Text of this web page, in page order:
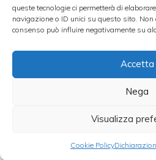
queste tecnologie ci permetterà di
navigazione o ID unici su questo sito. Non
consenso può influire negativamente su
Accetta
Nega
Visualizza
Cookie Policy
scorza grattugiata del
Lasciate frullare tutto e
composto
spumoso allora dovrete